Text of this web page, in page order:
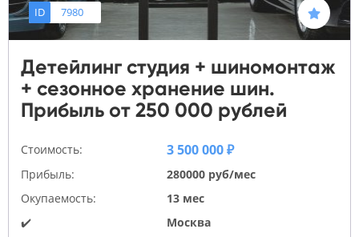
ID 7980
Детейлинг студия + шиномонтаж
+ сезонное хранение шин.
Прибыль от 250 000 рублей
Стоимость: 3 500 000 ₽
Прибыль:
280000 руб/мес
Окупаемость:
13 мес
✔️
Москва